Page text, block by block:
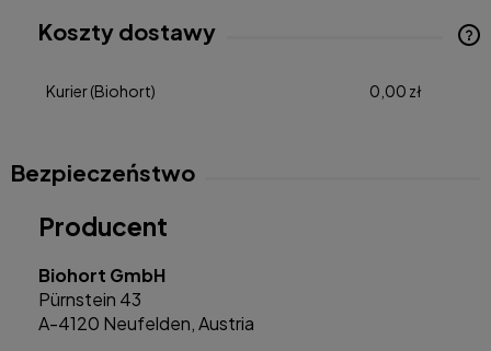
Koszty dostawy
Cena nie zawiera ewentualnych kosztów płatności
Kurier(Biohort) 0,00 zł
Bezpieczeństwo
Producent
Biohort GmbH
Pürnstein 43
A-4120 Neufelden, Austria